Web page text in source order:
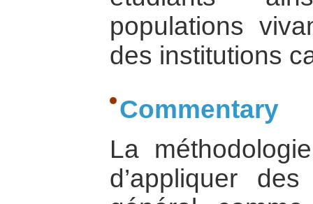
populations
des institutions
Commentary
La
d’appliquer